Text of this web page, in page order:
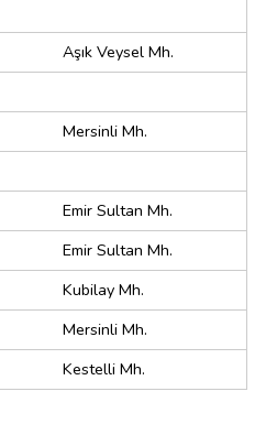
Aşık Veysel Mh.
Mersinli Mh.
Emir Sultan Mh.
Emir Sultan Mh.
Kubilay Mh.
Mersinli Mh.
Kestelli Mh.